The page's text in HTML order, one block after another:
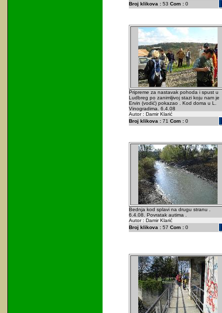
Broj klikova :53 Com :0
Pripreme za nastavak pohoda i spust u
Ludbreg po zanimljivoj stazi koju nam je
Ervin (vodić) pokazao . Kod doma u L.
Vinogradima. 6.4.08
Autor : Damir Klarić
Broj klikova :71 Com :0
Bednja kod splavi na drugu stranu .
6.4.08. Povratak autima .
Autor : Damir Klarić
Broj klikova :57 Com :0